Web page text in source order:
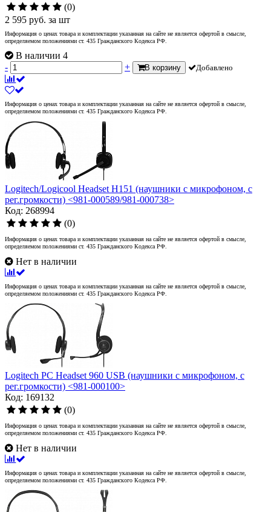
(0)
2 595 руб. за шт
Информация о ценах товара и комплектации указанная на сайте не является офертой в смысле,
определяемом положениями ст. 435 Гражданского Кодекса РФ.
В наличии 4
-
+ В корзину Добавлено
Информация о ценах товара и комплектации указанная на сайте не является офертой в смысле,
определяемом положениями ст. 435 Гражданского Кодекса РФ.
Logitech/Logicool Headset H151 (наушники с микрофоном, с
рег.громкости) <981-000589/981-000738>
Код: 268994
(0)
Информация о ценах товара и комплектации указанная на сайте не является офертой в смысле,
определяемом положениями ст. 435 Гражданского Кодекса РФ.
Нет в наличии
Информация о ценах товара и комплектации указанная на сайте не является офертой в смысле,
определяемом положениями ст. 435 Гражданского Кодекса РФ.
Logitech PC Headset 960 USB (наушники с микрофоном, с
рег.громкости) <981-000100>
Код: 169132
(0)
Информация о ценах товара и комплектации указанная на сайте не является офертой в смысле,
определяемом положениями ст. 435 Гражданского Кодекса РФ.
Нет в наличии
Информация о ценах товара и комплектации указанная на сайте не является офертой в смысле,
определяемом положениями ст. 435 Гражданского Кодекса РФ.